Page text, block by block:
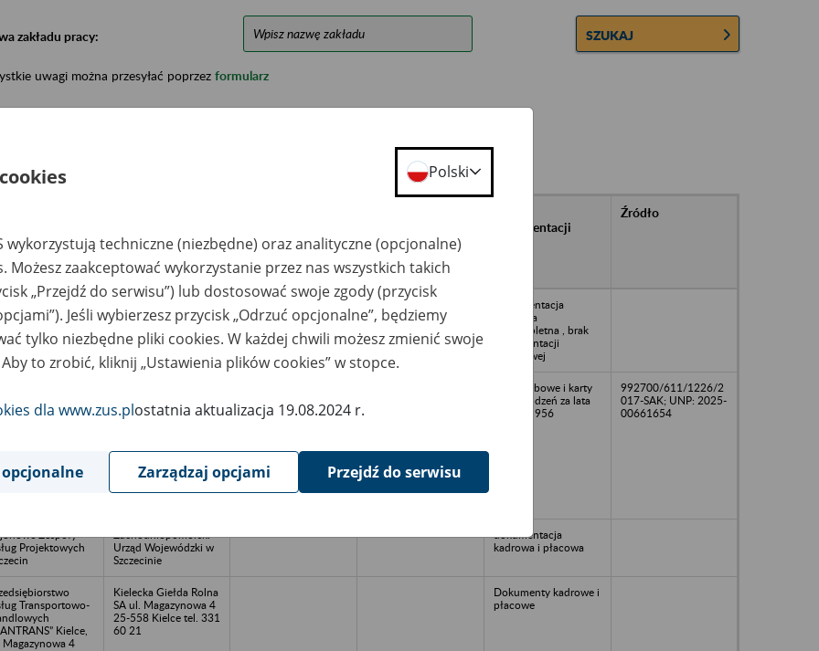
zakładu pracy: SZUKAJ
uwagi można przesyłać poprzez formularz
pracy
dokumentów
państwowym
przechowywanej w
archiwach
państwowych
dokumentacji
Źródło
Urząd
w
w Olsztynie
1945-1950
Dokumentacja
osobowa
niekompletna , brak
dokumentacji
finansowej
Administracyjne
411 93 33
(obsługiwany tylko we
wtorki i czwartki);
archiwum@mrit.gov.p
akta osobowe i karty
wynagrodzeń za lata
1951 - 1956
992700/611/1226/2
017-SAK; UNP: 2025-
00661654
Zespoły
Projektowych
Zachodniopomorski
Urząd Wojewódzki w
Szczecinie
dokumentacja
kadrowa i płacowa
Transportowo-
Kielce,
Magazynowa 4
Kielecka Giełda Rolna
SA ul. Magazynowa 4
25-558 Kielce tel. 331
60 21
Dokumenty kadrowe i
płacowe
Polski
wykorzystują techniczne (niezbędne) oraz analityczne (opcjonalne)
Możesz zaakceptować wykorzystanie przez nas wszystkich takich
„Przejdź do serwisu”) lub dostosować swoje zgody (przycisk
Jeśli wybierzesz przycisk „Odrzuć opcjonalne”, będziemy
tylko niezbędne pliki cookies. W każdej chwili możesz zmienić swoje
to zrobić, kliknij „Ustawienia plików cookies” w stopce.
dla www.zus.plostatnia aktualizacja 19.08.2024 r.
Zarządzaj opcjami Przejdź do serwisu